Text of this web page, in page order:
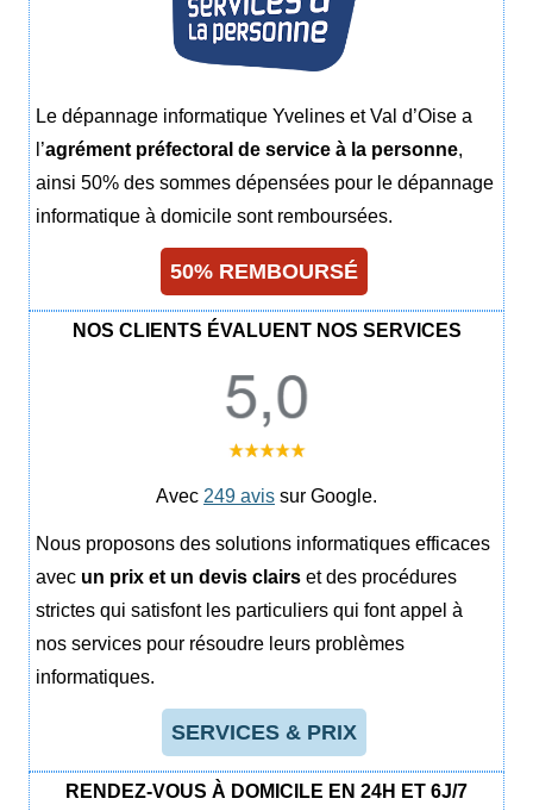
Le dépannage informatique Yvelines et Val d’Oise a
l’agrément préfectoral de service à la personne,
ainsi 50% des sommes dépensées pour le dépannage
informatique à domicile sont remboursées.
50% REMBOURSÉ
NOS CLIENTS ÉVALUENT NOS SERVICES
Avec 249 avis sur Google.
Nous proposons des solutions informatiques efficaces
avec un prix et un devis clairs et des procédures
strictes qui satisfont les particuliers qui font appel à
nos services pour résoudre leurs problèmes
informatiques.
SERVICES & PRIX
RENDEZ-VOUS À DOMICILE EN 24H ET 6J/7